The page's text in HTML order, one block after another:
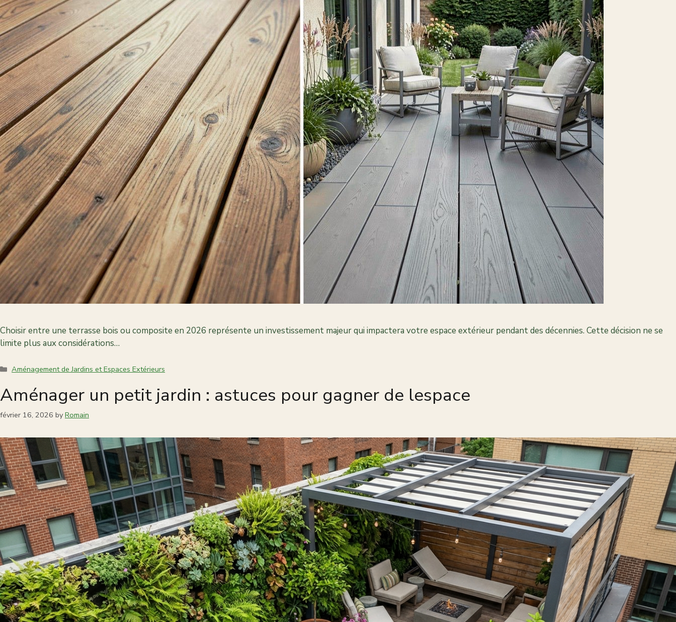
Choisir entre une terrasse bois ou composite en 2026 représente un investissement majeur qui impactera votre espace extérieur pendant des décennies. Cette décision ne se
limite plus aux considérations…
Categories
Aménagement de Jardins et Espaces Extérieurs
Aménager un petit jardin : astuces pour gagner de lespace
février 16, 2026 by Romain